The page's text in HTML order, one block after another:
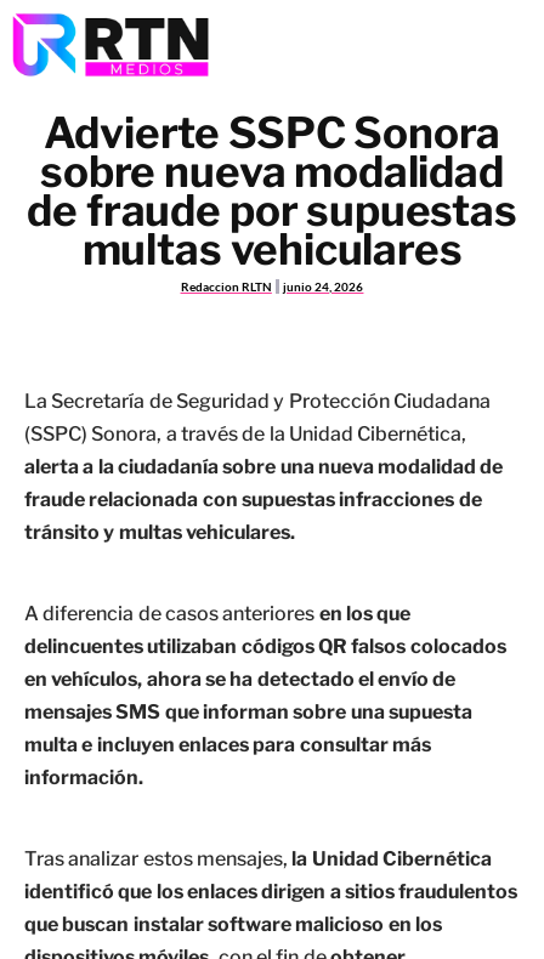
Advierte SSPC Sonora
sobre nueva modalidad
de fraude por supuestas
multas vehiculares
Redaccion RLTN junio 24, 2026
La Secretaría de Seguridad y Protección Ciudadana
(SSPC) Sonora, a través de la Unidad Cibernética,
alerta a la ciudadanía sobre una nueva modalidad de
fraude relacionada con supuestas infracciones de
tránsito y multas vehiculares.
A diferencia de casos anteriores en los que
delincuentes utilizaban códigos QR falsos colocados
en vehículos, ahora se ha detectado el envío de
mensajes SMS que informan sobre una supuesta
multa e incluyen enlaces para consultar más
información.
Tras analizar estos mensajes,la Unidad Cibernética
identificó que los enlaces dirigen a sitios fraudulentos
que buscan instalar software malicioso en los